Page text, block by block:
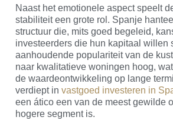
Naast het emotionele aspect speelt
stabiliteit een grote rol. Spanje
structuur die, mits goed begeleid,
investeerders die hun kapitaal willen
aanhoudende populariteit van de
naar kwalitatieve woningen hoog,
de waardeontwikkeling op lange
verdiept invastgoed investeren in
een ático een van de meest gewilde
hogere segment is.